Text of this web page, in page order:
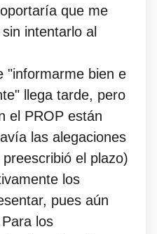
que me
intentarlo al
"informarme bien e
llega tarde, pero
el PROP están
las alegaciones
el plazo)
los
pues aún
los